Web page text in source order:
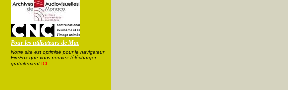
Pour les utilisateurs de Mac
Notre site est optimisé pour le navigateur
FireFox que vous pouvez télécharger
gratuitement ici